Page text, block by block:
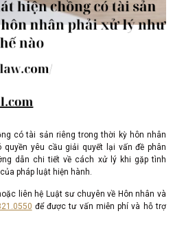
có tài sản riêng trong thời kỳ hôn nhân
yêu cầu giải quyết lại vấn đề phân
dẫn chi tiết về cách xử lý khi gặp tình
pháp luật hiện hành.
liên hệ Luật sư chuyên về Hôn nhân và
để được tư vấn miễn phí và hỗ trợ